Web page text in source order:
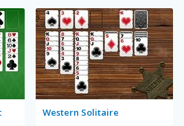
Western Solitaire